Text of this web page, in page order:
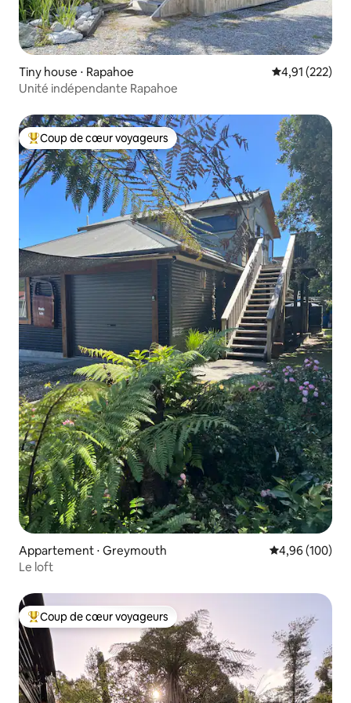
Tiny house ⋅ Rapahoe Évaluation
4,91 (222)
Unité indépendante Rapahoe
Coups de cœur voyageurs les plus appréciés
Coup de cœur voyageurs
Appartement ⋅ Greymouth Évaluation
4,96 (100)
Le loft
Coups de cœur voyageurs les plus appréciés
Coup de cœur voyageurs